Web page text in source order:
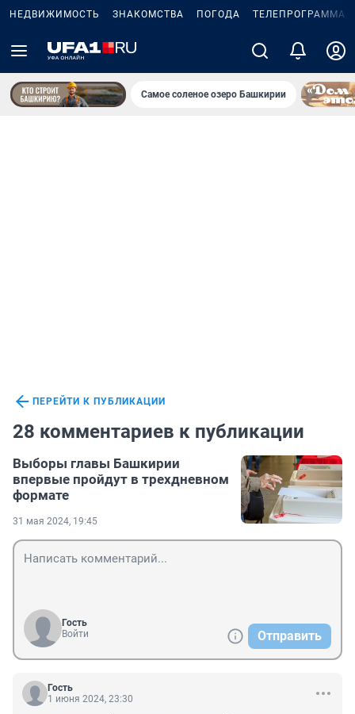
НЕДВИЖИМОСТЬ ЗНАКОМСТВА ПОГОДА ТЕЛЕПРОГРАММА
Самое соленое озеро Башкирии
ПЕРЕЙТИ К ПУБЛИКАЦИИ
28 комментариев к публикации
Выборы главы Башкирии
впервые пройдут в трехдневном
формате
31 мая 2024, 19:45
Гость
Войти
Отправить
Гость
1 июня 2024, 23:30